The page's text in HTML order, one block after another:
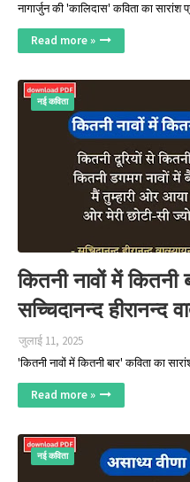
नागार्जुन की 'कालिदास' कविता का
Read more »
नई कविता
कितनी नावों में कितनी
सच्चिदानन्द हीरानन्द
जुलाई 11, 2025
'कितनी नावों में कितनी बार' कविता का
Read more »
नई कविता